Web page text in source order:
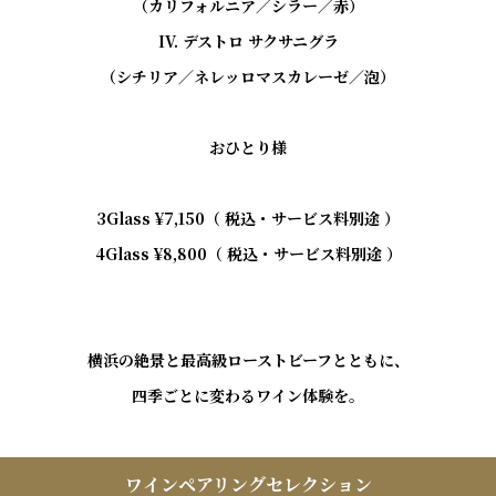
（カリフォルニア／シラー／赤）
IV. デストロ サクサニグラ
（シチリア／ネレッロマスカレーゼ／泡）
おひとり様
3Glass ¥7,150（ 税込・サービス料別途 ）
4Glass ¥8,800（ 税込・サービス料別途 ）
横浜の絶景と最高級ローストビーフとともに、
ワインペアリングセレクション